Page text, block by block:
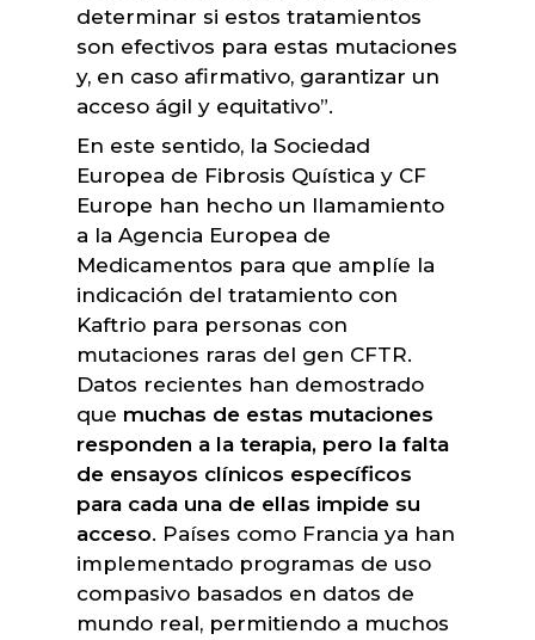
determinar si estos tratamientos
son efectivos para estas mutaciones
y, en caso afirmativo, garantizar un
acceso ágil y equitativo”.
En este sentido, la Sociedad
Europea de Fibrosis Quística y CF
Europe han hecho un llamamiento
a la Agencia Europea de
Medicamentos para que amplíe la
indicación del tratamiento con
Kaftrio para personas con
mutaciones raras del gen CFTR.
Datos recientes han demostrado
que muchas de estas mutaciones
responden a la terapia, pero la falta
de ensayos clínicos específicos
para cada una de ellas impide su
acceso. Países como Francia ya han
implementado programas de uso
compasivo basados en datos de
mundo real, permitiendo a muchos